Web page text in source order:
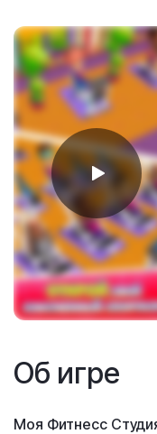
Об игре
Моя Фитнесс